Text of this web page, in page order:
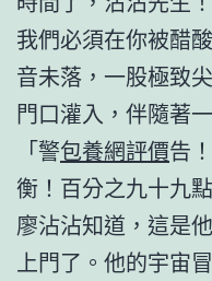
我們必須在你被醋
音未落，一股極致
門口灌入，伴隨著
「警包養網評價告
衡！百分之九十九
廖沾沾知道，這是
上門了。他的宇宙